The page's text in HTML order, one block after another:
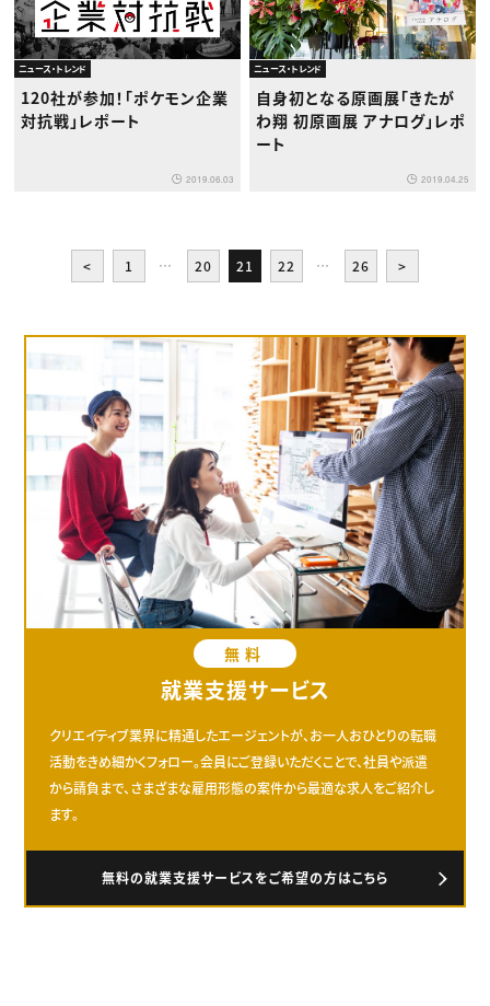
ニュース・トレンド
120社が参加！「ポケモン企業
対抗戦」レポート
2019.06.03
ニュース・トレンド
自身初となる原画展「きたが
わ翔 初原画展 アナログ」レポ
ート
2019.04.25
< 1 … 20 21 22 … 26 >
無料
就業支援サービス
クリエイティブ業界に精通したエージェントが、お一人おひとりの転職
活動をきめ細かくフォロー。会員にご登録いただくことで、社員や派遣
から請負まで、さまざまな雇用形態の案件から最適な求人をご紹介し
ます。
無料の就業支援サービスをご希望の方はこちら